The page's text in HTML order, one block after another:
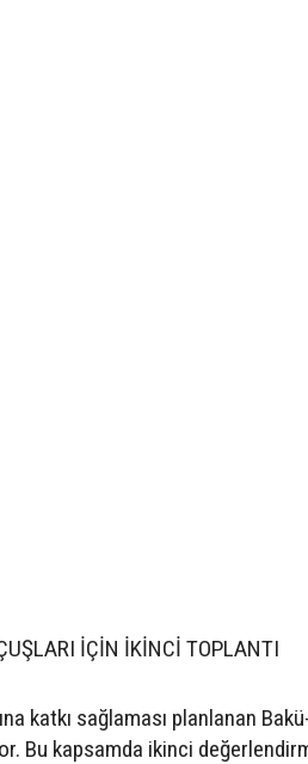
İÇİN İKİNCİ TOPLANTI
katkı sağlaması planlanan
Bu kapsamda ikinci